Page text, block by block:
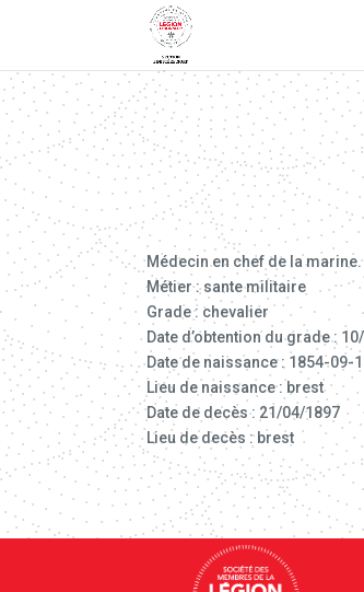
Médecin en chef de la marine.
Métier : sante militaire
Grade : chevalier
Date d’obtention du grade :
Date de naissance : 1854-09-
Lieu de naissance : brest
Date de decès : 21/04/1897
Lieu de decès : brest